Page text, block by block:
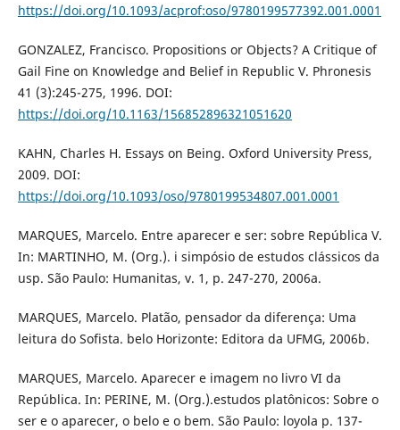
https://doi.org/10.1093/acprof:oso/9780199577392.001.0001
GONZALEZ, Francisco. Propositions or Objects? A Critique of
Gail Fine on Knowledge and Belief in Republic V. Phronesis
41 (3):245-275, 1996. DOI:
https://doi.org/10.1163/156852896321051620
KAHN, Charles H. Essays on Being. Oxford University Press,
2009. DOI:
https://doi.org/10.1093/oso/9780199534807.001.0001
MARQUES, Marcelo. Entre aparecer e ser: sobre República V.
In: MARTINHO, M. (Org.). i simpósio de estudos clássicos da
usp. São Paulo: Humanitas, v. 1, p. 247-270, 2006a.
MARQUES, Marcelo. Platão, pensador da diferença: Uma
leitura do Sofista. belo Horizonte: Editora da UFMG, 2006b.
MARQUES, Marcelo. Aparecer e imagem no livro VI da
República. In: PERINE, M. (Org.).estudos platônicos: Sobre o
ser e o aparecer, o belo e o bem. São Paulo: loyola p. 137-